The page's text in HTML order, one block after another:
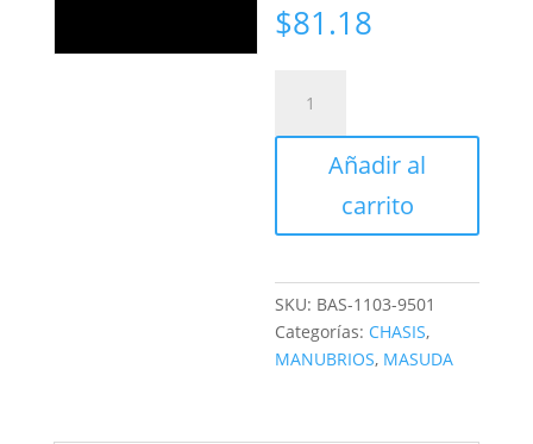
$81.18
ESTAB
MANUBRIO
Añadir al
carrito
SKU: BAS-1103-9501
Categorías: CHASIS,
MANUBRIOS, MASUDA